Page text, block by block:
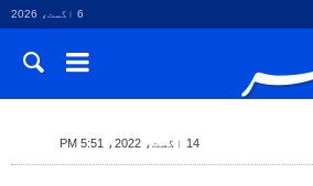
6 اگست، 2026
14 اگست، 2022، 5:51 PM